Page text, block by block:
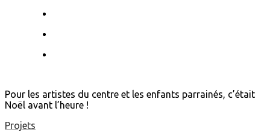
Pour les artistes du centre et les enfants parrainés, c’était
Noël avant l’heure !
Projets